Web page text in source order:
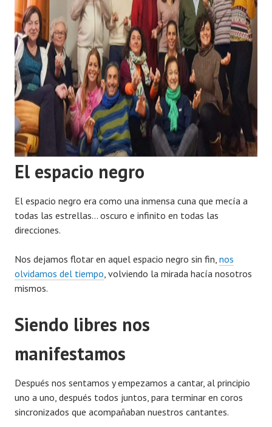
El espacio negro
El espacio negro era como una inmensa cuna que mecía a
todas las estrellas… oscuro e infinito en todas las
direcciones.
Nos dejamos flotar en aquel espacio negro sin fin, nos
olvidamos del tiempo, volviendo la mirada hacía nosotros
mismos.
Siendo libres nos
manifestamos
Después nos sentamos y empezamos a cantar, al principio
uno a uno, después todos juntos, para terminar en coros
sincronizados que acompañaban nuestros cantantes.